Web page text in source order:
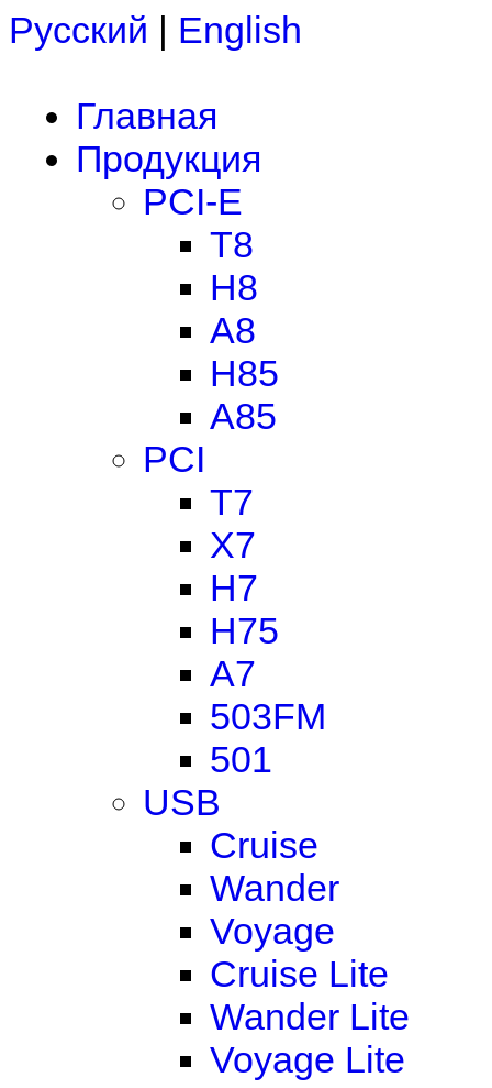
Русский | English
Главная
Продукция
PCI-E
T8
H8
A8
H85
A85
PCI
T7
X7
H7
H75
A7
503FM
501
USB
Cruise
Wander
Voyage
Cruise Lite
Wander Lite
Voyage Lite